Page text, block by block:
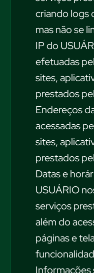
criando logs
mas não se
IP do
efetuadas
sites,
prestados
Endereços
acessadas
sites,
prestados
Datas e
USUÁRIO
serviços
além do
páginas e
Informações